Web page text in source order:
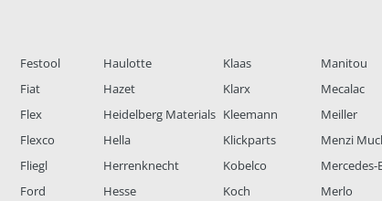
Festool
Fiat
Flex
Flexco
Fliegl
Ford
Haulotte
Hazet
Heidelberg Materials
Hella
Herrenknecht
Hesse
Klaas
Klarx
Kleemann
Klickparts
Kobelco
Koch
Manitou
Mecalac
Meiller
Menzi
Mercedes-
Merlo